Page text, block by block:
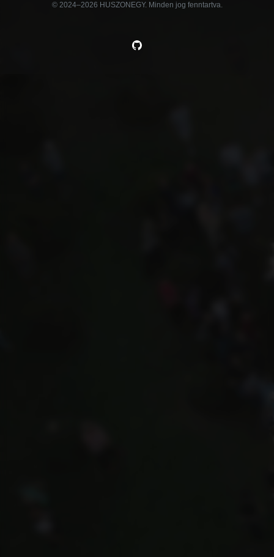
©️ 2024–2026 HUSZONEGY. Minden jog fenntartva.